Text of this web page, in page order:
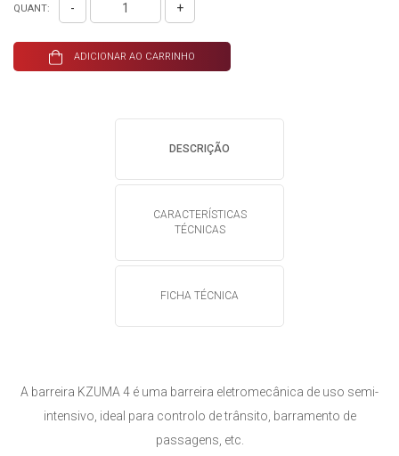
QUANT: - +
ADICIONAR AO CARRINHO
DESCRIÇÃO
CARACTERÍSTICAS
TÉCNICAS
FICHA TÉCNICA
A barreira KZUMA 4 é uma barreira eletromecânica de uso semi-
intensivo, ideal para controlo de trânsito, barramento de
passagens, etc.